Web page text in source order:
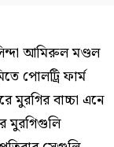
আমিরুল মণ্ডল
পোলট্রি ফার্ম
মুরগির বাচ্চা এনে
মুরগিগুলি